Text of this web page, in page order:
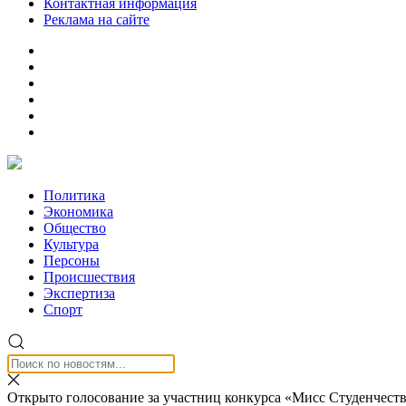
Контактная информация
Реклама на сайте
Политика
Экономика
Общество
Культура
Персоны
Происшествия
Экспертиза
Спорт
Открыто голосование за участниц конкурса «Мисс